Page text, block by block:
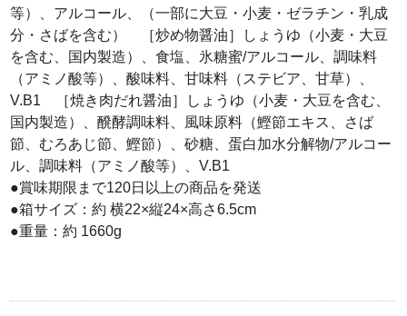
等）、アルコール、（一部に大豆・小麦・ゼラチン・乳成
分・さばを含む） ［炒め物醤油］しょうゆ（小麦・大豆
を含む、国内製造）、食塩、氷糖蜜/アルコール、調味料
（アミノ酸等）、酸味料、甘味料（ステビア、甘草）、
V.B1 ［焼き肉だれ醤油］しょうゆ（小麦・大豆を含む、
国内製造）、醗酵調味料、風味原料（鰹節エキス、さば
節、むろあじ節、鰹節）、砂糖、蛋白加水分解物/アルコー
ル、調味料（アミノ酸等）、V.B1
●賞味期限まで120日以上の商品を発送
●箱サイズ：約 横22×縦24×高さ6.5cm
●重量：約 1660g